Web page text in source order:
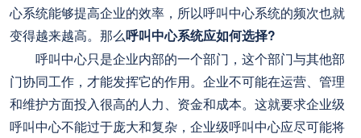
心系统能够提高企业的效率，所以呼叫中心系统的频次也就
变得越来越高。那么呼叫中心系统应如何选择?
呼叫中心只是企业内部的一个部门，这个部门与其他部
门协同工作，才能发挥它的作用。企业不可能在运营、管理
和维护方面投入很高的人力、资金和成本。这就要求企业级
呼叫中心不能过于庞大和复杂，企业级呼叫中心应尽可能将